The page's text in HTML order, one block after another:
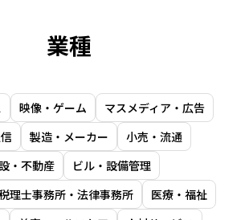
業種
映像・ゲーム
マスメディア・広告
製造・メーカー
小売・流通
・不動産
ビル・設備管理
理士事務所・法律事務所
医療・福祉